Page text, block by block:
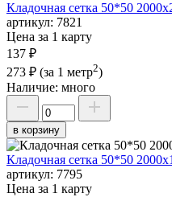
Кладочная сетка 50*50
артикул: 7821
Цена за 1 карту
137 ₽
273 ₽ (за 1 метр2)
Наличие: много
в корзину
Кладочная сетка 50*50
артикул: 7795
Цена за 1 карту